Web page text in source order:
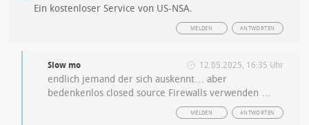
Ein kostenloser Service von US-NSA.
ANTWORTEN
MELDEN
Slow mo 12.05.2025, 16:35 Uhr
endlich jemand der sich auskennt… aber
bedenkenlos closed source Firewalls verwenden …
ANTWORTEN
MELDEN